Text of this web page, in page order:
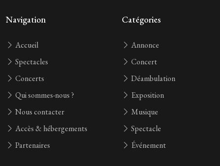
Navigation
Accueil
Spectacles
Concerts
Qui sommes-nous ?
Nous contacter
Accès & hébergements
Partenaires
Catégories
Annonce
Concert
Déambulation
Exposition
Musique
Spectacle
Événement